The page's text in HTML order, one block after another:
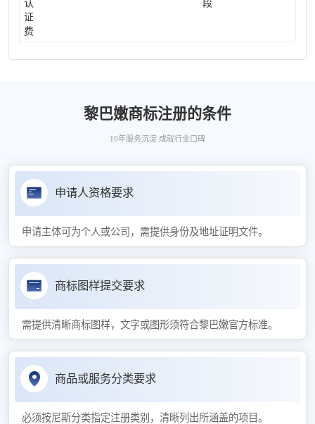
认
证
费
段
黎巴嫩商标注册的条件
10年服务沉淀 成就行业口碑
申请人资格要求
申请主体可为个人或公司，需提供身份及地址证明文件。
商标图样提交要求
需提供清晰商标图样，文字或图形须符合黎巴嫩官方标准。
商品或服务分类要求
必须按尼斯分类指定注册类别，清晰列出所涵盖的项目。